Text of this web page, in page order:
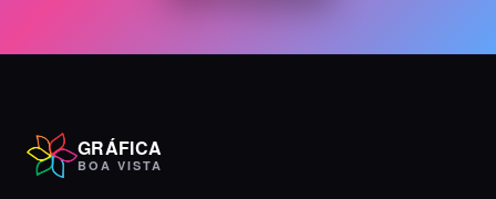
GRÁFICA
BOA VISTA